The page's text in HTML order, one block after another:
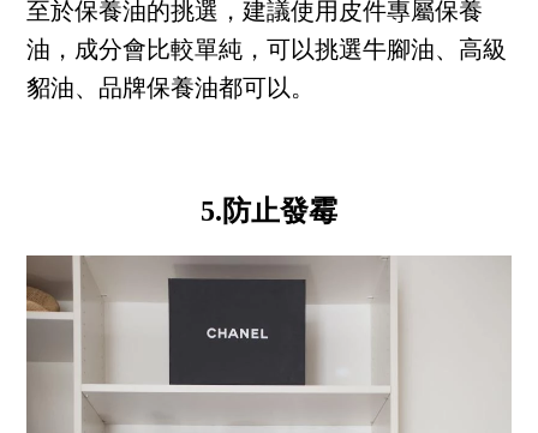
至於保養油的挑選，建議使用皮件專屬保養
油，成分會比較單純，可以挑選牛腳油、高級
貂油、品牌保養油都可以。
5.防止發霉